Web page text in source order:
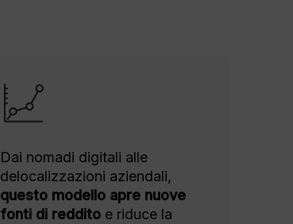
Dai nomadi digitali alle
delocalizzazioni aziendali,
questo modello apre nuove
fonti di redditoe riduce la